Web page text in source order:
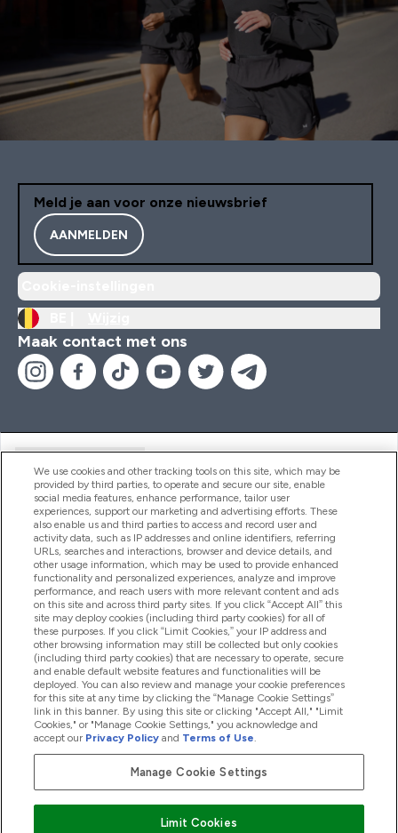
Meld je aan voor onze nieuwsbrief
AANMELDEN
Maak contact met ons
Producten
Company Information
Loyalty & Rewards
2026 The Hut.com Ltd
Betaal met
We use cookies and other tracking tools on this site, which may be
provided by third parties, to operate and secure our site, enable
social media features, enhance performance, tailor user
experiences, support our marketing and advertising efforts. These
also enable us and third parties to access and record user and
activity data, such as IP addresses and online identifiers, referring
URLs, searches and interactions, browser and device details, and
other usage information, which may be used to provide enhanced
functionality and personalized experiences, analyze and improve
performance, and reach users with more relevant content and ads
on this site and across third party sites. If you click “Accept All” this
site may deploy cookies (including third party cookies) for all of
these purposes. If you click “Limit Cookies,” your IP address and
other browsing information may still be collected but only cookies
(including third party cookies) that are necessary to operate, secure
and enable default website features and functionalities will be
deployed. You can also review and manage your cookie preferences
for this site at any time by clicking the “Manage Cookie Settings”
link in this banner. By using this site or clicking "Accept All," "Limit
Cookies," or "Manage Cookie Settings," you acknowledge and
accept our Privacy Policy and Terms of Use.
Manage Cookie Settings
Limit Cookies